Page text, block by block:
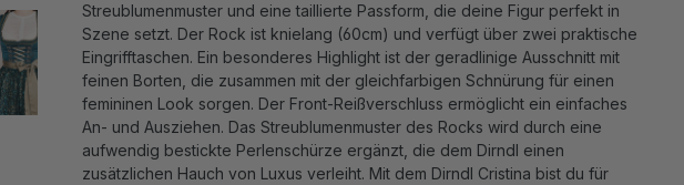
Streublumenmuster und eine taillierte Passform, die deine Figur perfekt in
Szene setzt. Der Rock ist knielang (60cm) und verfügt über zwei praktische
Eingrifftaschen. Ein besonderes Highlight ist der geradlinige Ausschnitt mit
feinen Borten, die zusammen mit der gleichfarbigen Schnürung für einen
femininen Look sorgen. Der Front-Reißverschluss ermöglicht ein einfaches
An- und Ausziehen. Das Streublumenmuster des Rocks wird durch eine
aufwendig bestickte Perlenschürze ergänzt, die dem Dirndl einen
zusätzlichen Hauch von Luxus verleiht. Mit dem Dirndl Cristina bist du für